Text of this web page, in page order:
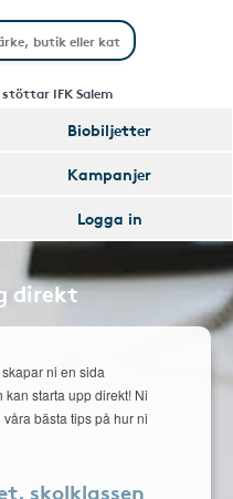
stöttar IFK Salem
Biobiljetter
Kampanjer
Logga in
direkt
ni en sida
starta upp direkt! Ni
bästa tips på hur ni
skolklassen